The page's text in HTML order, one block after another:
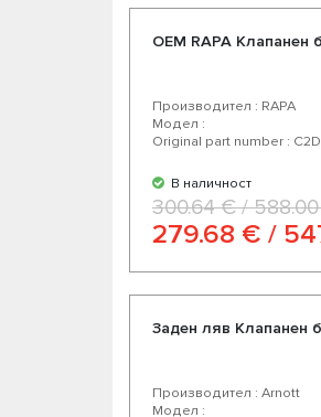
OEM RAPA Клапанен
Производител : RAPA
Модел :
Original part number :
В наличност
300.64 € /
279.68 € /
Заден ляв Клапанен
Производител : Arnott
Модел :